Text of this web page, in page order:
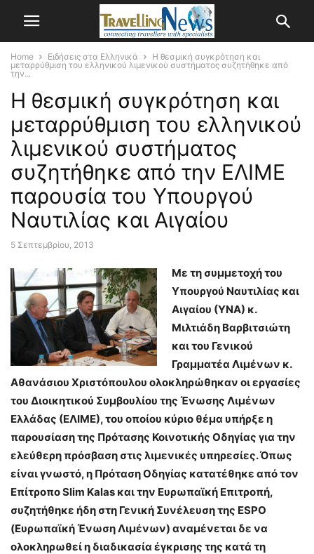
Home Ειδήσεις στα Ελληνικά
H θεσμική συγκρότηση και
μεταρρύθμιση του ελληνικού λιμενικού συστήματος συζητήθηκε από
την...
H θεσμική συγκρότηση και
μεταρρύθμιση του ελληνικού
λιμενικού συστήματος
συζητήθηκε από την ΕΛΙΜΕ
παρουσία του Υπουργού
Ναυτιλίας και Αιγαίου
5 Σεπτεμβρίου, 2013
Με τη συμμετοχή του
Υπουργού Ναυτιλίας και
Αιγαίου (ΥΝΑ) κ.
Μιλτιάδη Βαρβιτσιώτη
και του Γενικού
Γραμματέα Λιμένων κ.
Αθανάσιου Χριστόπουλου ολοκληρώθηκαν οι εργασίες
του Διοικητικού Συμβουλίου της Ένωσης Λιμένων
Ελλάδας (ΕΛΙΜΕ), του οποίου κύριο θέμα υπήρξε η
παρουσίαση της Πρότασης Κοινοτικής Οδηγίας για την
ελεύθερη πρόσβαση στις λιμενικές υπηρεσίες. Όπως
είναι γνωστό, η Πρόταση Οδηγίας κατατέθηκε από τον
Επίτροπο Slim Kalas και την Ευρωπαϊκή Επιτροπή,
συζητήθηκε ήδη στη Γενική Συνέλευση της ESPO
(Ευρωπαϊκή Ένωση Λιμένων) αναμένεται δε να
ολοκληρωθεί η διαδικασία έγκρισης της κατά τη